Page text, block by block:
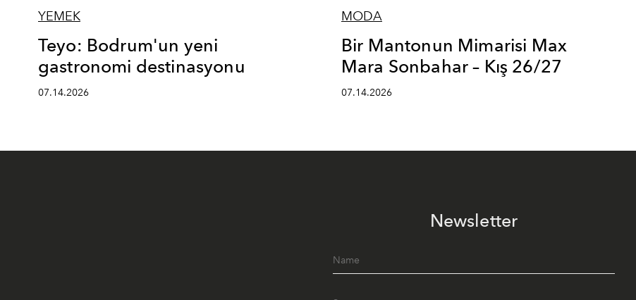
YEMEK
Teyo: Bodrum'un yeni
gastronomi destinasyonu
07.14.2026
MODA
Bir Mantonun Mimarisi Max
Mara Sonbahar – Kış 26/27
07.14.2026
Newsletter